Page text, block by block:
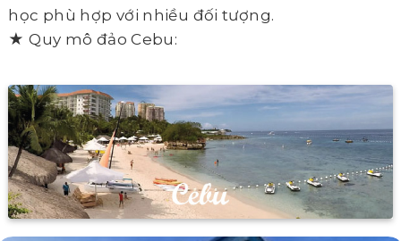
học phù hợp với nhiều đối tượng.
★ Quy mô đảo Cebu: